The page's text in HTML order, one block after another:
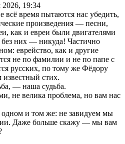
19:34
всё время пытаются нас убедить,
произведения — песни,
как и евреи были двигателями
них — никуда! Частично
еврейство, как и другие
не по фамилии и не по папе с
русских, по тому же Фёдору
стих.
— наша судьба.
не велика проблема, но вам нас
и том же: не завидуем мы
Даже больше скажу — мы вам